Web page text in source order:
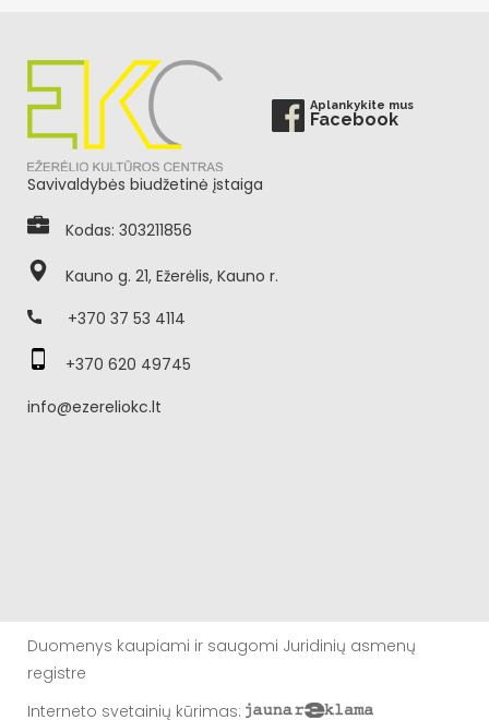
Aplankykite mus
Facebook
Savivaldybės biudžetinė įstaiga
Kodas: 303211856
Kauno g. 21, Ežerėlis, Kauno r.
+370 37 53 4114
+370 620 49745
info@ezereliokc.lt
Duomenys kaupiami ir saugomi Juridinių asmenų
registre
Interneto svetainių kūrimas: